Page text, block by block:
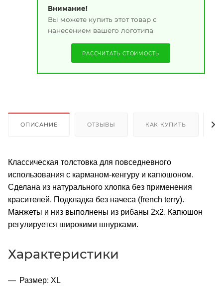
Внимание!
Вы можете купить этот товар с
нанесением вашего логотипа
РАССЧИТАТЬ СТОИМОСТЬ
ОПИСАНИЕ ОТЗЫВЫ КАК КУПИТЬ
Классическая толстовка для повседневного
использования с карманом-кенгуру и капюшоном.
Сделана из натурального хлопка без применения
красителей. Подкладка без начеса (french terry).
Манжеты и низ выполнены из рибаны 2х2. Капюшон
регулируется широкими шнурками.
Характеристики
Размер: XL